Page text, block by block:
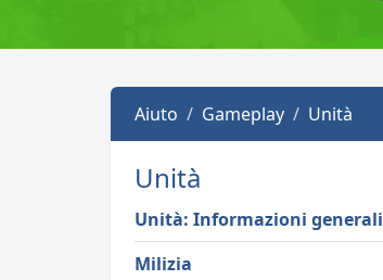
Aiuto Gameplay Unità
Unità
Unità: Informazioni generali
Milizia